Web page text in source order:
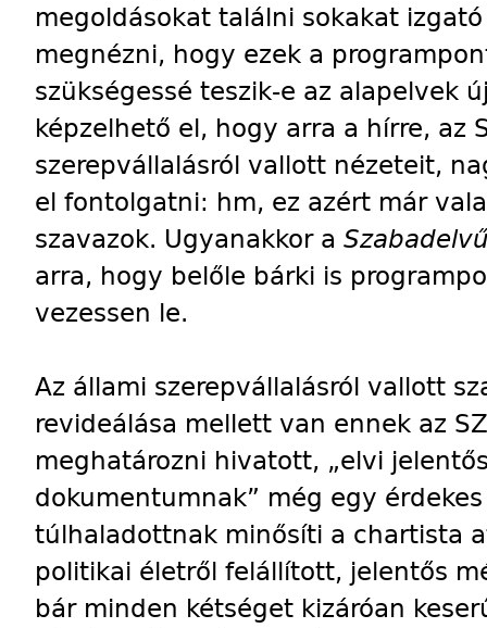
megoldásokat találni sokakat
megnézni, hogy ezek a
szükségessé teszik-e az alapelvek
képzelhető el, hogy arra a hírre, az
szerepvállalásról vallott nézeteit,
el fontolgatni: hm, ez azért már
szavazok. Ugyanakkor a
arra, hogy belőle bárki is
vezessen le.
Az állami szerepvállalásról vallott
revideálása mellett van ennek az
meghatározni hivatott, „elvi
dokumentumnak” még egy
túlhaladottnak minősíti a chartista
politikai életről felállított, jelentős
bár minden kétséget kizáróan